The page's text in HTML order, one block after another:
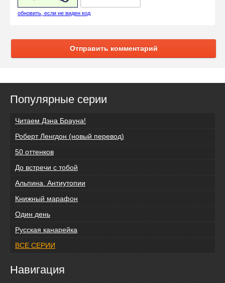
обновить, если не виден код
Отправить комментарий
Популярные серии
Читаем Дэна Брауна!
Роберт Ленгдон (новый перевод)
50 оттенков
До встречи с тобой
Альпина. Антиутопии
Книжный марафон
Один день
Русская канарейка
ВСЕ СЕРИИ
Навигация